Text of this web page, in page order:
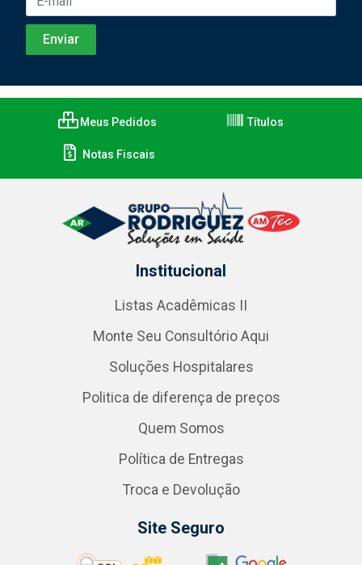
Meus Pedidos Títulos
Notas Fiscais
Institucional
Listas Acadêmicas II
Monte Seu Consultório Aqui
Soluções Hospitalares
Politica de diferença de preços
Quem Somos
Política de Entregas
Troca e Devolução
Site Seguro